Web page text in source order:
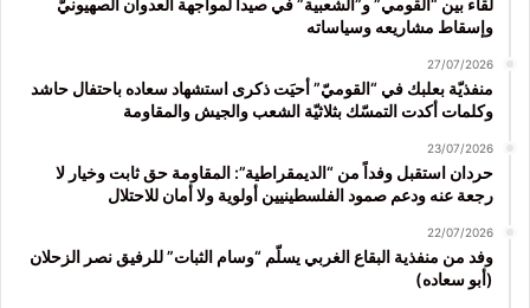
لقاء بين “القومي” و”الشعبية” في صيدا لمواجهة العدوان الصهيونيّ
وإسقاط مشاريعه وسياساته
27/07/2026
منفذيّة بعلبك في “القوميّ” أحيَت ذكرى استشهاد سعاده باحتفال حاشد
وكلمات أكدت التمسّك بثلاثيّة الشعب والجيش والمقاومة
23/07/2026
حردان استقبل وفداً من “الديمقراطية”: المقاومة حق ثابت وخيار لا
رجعة عنه ودعم صمود الفلسطينيين أولوية ولا أمان للاحتلال
22/07/2026
وفد من منفذية البقاع الغربي يسلّم “وسام الثبات” للرفيق نصر الزحلان
(أبو سعاده)